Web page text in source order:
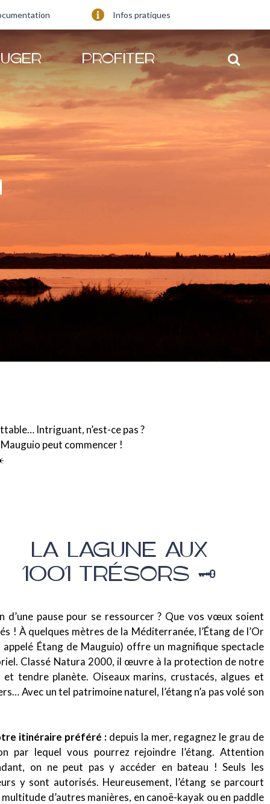
Infos pratiques
PROFITER
Intriguant, n’est-ce pas ?
peut commencer !
LA LAGUNE AUX
1001 TRÉSORS 🗝️
d’une pause pour se ressourcer ? Que vos vœux soient
! À quelques mètres de la Méditerranée, l’Étang de l’Or
appelé Étang de Mauguio) offre un magnifique spectacle
Classé Natura 2000, il œuvre à la protection de notre
et tendre planète. Oiseaux marins, crustacés, algues et
Avec un tel patrimoine naturel, l’étang n’a pas volé son
itinéraire préféré : depuis la mer, regagnez le grau de
par lequel vous pourrez rejoindre l’étang. Attention
on ne peut pas y accéder en bateau ! Seuls les
y sont autorisés. Heureusement, l’étang se parcourt
multitude d’autres manières, en canoë-kayak ou en paddle